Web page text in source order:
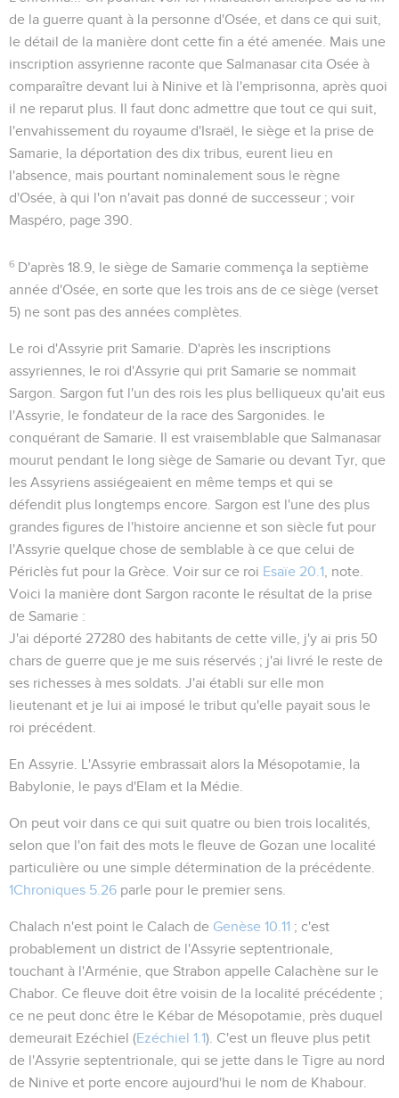
de la guerre quant à la personne d'Osée, et dans ce qui suit,
le détail de la manière dont cette fin a été amenée. Mais une
inscription assyrienne raconte que Salmanasar cita Osée à
comparaître devant lui à Ninive et là l'emprisonna, après quoi
il ne reparut plus. Il faut donc admettre que tout ce qui suit,
l'envahissement du royaume d'Israël, le siège et la prise de
Samarie, la déportation des dix tribus, eurent lieu en
l'absence, mais pourtant nominalement sous le règne
d'Osée, à qui l'on n'avait pas donné de successeur ; voir
Maspéro, page 390.
6 D'après18.9 , le siège de Samarie commença la septième
année d'Osée, en sorte que les trois ans de ce siège (verset
5) ne sont pas des années complètes.
Le roi d'Assyrie prit Samarie . D'après les inscriptions
assyriennes, le roi d'Assyrie qui prit Samarie se nommait
Sargon . Sargon fut l'un des rois les plus belliqueux qu'ait eus
l'Assyrie, le fondateur de la race des Sargonides. le
conquérant de Samarie. Il est vraisemblable que Salmanasar
mourut pendant le long siège de Samarie ou devant Tyr, que
les Assyriens assiégeaient en même temps et qui se
défendit plus longtemps encore. Sargon est l'une des plus
grandes figures de l'histoire ancienne et son siècle fut pour
l'Assyrie quelque chose de semblable à ce que celui de
Périclès fut pour la Grèce. Voir sur ce roi Esaïe 20.1 , note.
Voici la manière dont Sargon raconte le résultat de la prise
de Samarie :
J'ai déporté 27280 des habitants de cette ville, j'y ai pris 50
chars de guerre que je me suis réservés ; j'ai livré le reste de
ses richesses à mes soldats. J'ai établi sur elle mon
lieutenant et je lui ai imposé le tribut qu'elle payait sous le
roi précédent
En Assyrie . L'Assyrie embrassait alors la Mésopotamie, la
Babylonie, le pays d'Elam et la Médie.
On peut voir dans ce qui suit quatre ou bien trois localités,
selon que l'on fait des mots le fleuve de Gozan une localité
particulière ou une simple détermination de la précédente.
1Chroniques 5.26 parle pour le premier sens.
Chalach n'est point le Calach de Genèse 10.11 ; c'est
probablement un district de l'Assyrie septentrionale,
touchant à l'Arménie, que Strabon appelle Calachène sur le
Chabor . Ce fleuve doit être voisin de la localité précédente ;
ce ne peut donc être le Kébar de Mésopotamie, près duquel
demeurait Ezéchiel (Ezéchiel 1.1). C'est un fleuve plus petit
de l'Assyrie septentrionale, qui se jette dans le Tigre au nord
de Ninive et porte encore aujourd'hui le nom de Khabour.